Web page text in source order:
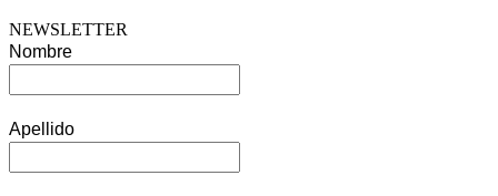
NEWSLETTER
Nombre
Apellido